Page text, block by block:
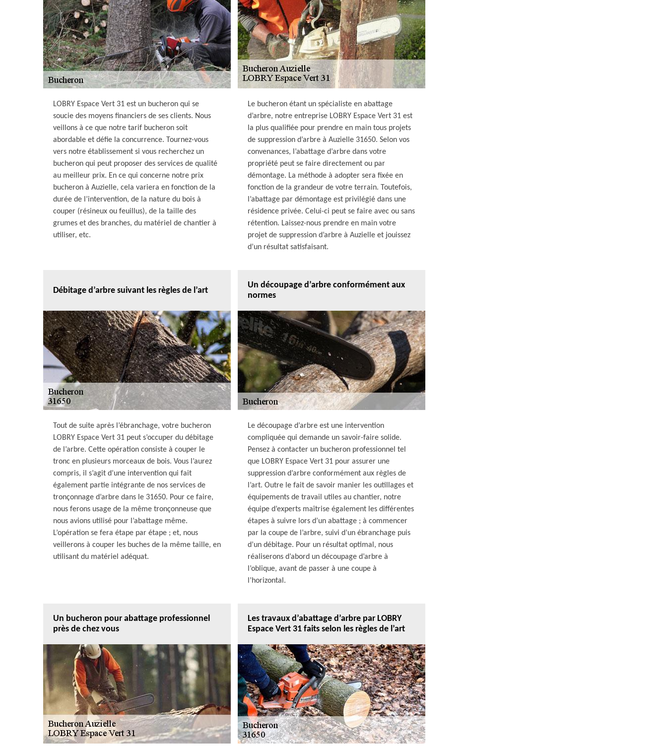
LOBRY Espace Vert 31 est un bucheron qui se
soucie des moyens financiers de ses clients. Nous
veillons à ce que notre tarif bucheron soit
abordable et défie la concurrence. Tournez-vous
vers notre établissement si vous recherchez un
bucheron qui peut proposer des services de qualité
au meilleur prix. En ce qui concerne notre prix
bucheron à Auzielle, cela variera en fonction de la
durée de l’intervention, de la nature du bois à
couper (résineux ou feuillus), de la taille des
grumes et des branches, du matériel de chantier à
utiliser, etc.
Le bucheron étant un spécialiste en abattage
d’arbre, notre entreprise LOBRY Espace Vert 31 est
la plus qualifiée pour prendre en main tous projets
de suppression d’arbre à Auzielle 31650. Selon vos
convenances, l’abattage d’arbre dans votre
propriété peut se faire directement ou par
démontage. La méthode à adopter sera fixée en
fonction de la grandeur de votre terrain. Toutefois,
l’abattage par démontage est privilégié dans une
résidence privée. Celui-ci peut se faire avec ou sans
rétention. Laissez-nous prendre en main votre
projet de suppression d’arbre à Auzielle et jouissez
d’un résultat satisfaisant.
Débitage d’arbre suivant les règles de l’art
Tout de suite après l’ébranchage, votre bucheron
LOBRY Espace Vert 31 peut s’occuper du débitage
de l’arbre. Cette opération consiste à couper le
tronc en plusieurs morceaux de bois. Vous l’aurez
compris, il s’agit d’une intervention qui fait
également partie intégrante de nos services de
tronçonnage d’arbre dans le 31650. Pour ce faire,
nous ferons usage de la même tronçonneuse que
nous avions utilisé pour l’abattage même.
L’opération se fera étape par étape ; et, nous
veillerons à couper les buches de la même taille, en
utilisant du matériel adéquat.
Un découpage d’arbre conformément aux
normes
Le découpage d’arbre est une intervention
compliquée qui demande un savoir-faire solide.
Pensez à contacter un bucheron professionnel tel
que LOBRY Espace Vert 31 pour assurer une
suppression d’arbre conformément aux règles de
l’art. Outre le fait de savoir manier les outillages et
équipements de travail utiles au chantier, notre
équipe d’experts maîtrise également les différentes
étapes à suivre lors d’un abattage ; à commencer
par la coupe de l’arbre, suivi d’un ébranchage puis
d’un débitage. Pour un résultat optimal, nous
réaliserons d’abord un découpage d’arbre à
l’oblique, avant de passer à une coupe à
l’horizontal.
Un bucheron pour abattage professionnel
près de chez vous
Les travaux d’abattage d’arbre par LOBRY
Espace Vert 31 faits selon les règles de l’art